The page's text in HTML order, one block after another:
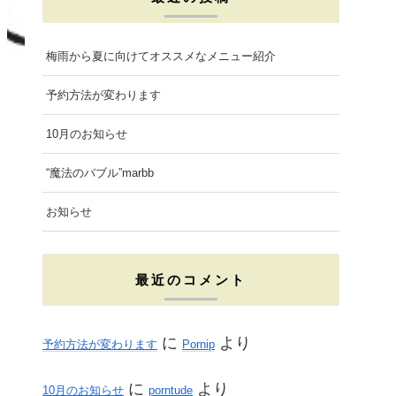
b
o
o
k
a
g
r
a
m
t
e
r
梅雨から夏に向けてオススメなメニュー紹介
予約方法が変わります
10月のお知らせ
“魔法のバブル”marbb
お知らせ
最近のコメント
予約方法が変わります に Pornip より
10月のお知らせ に porntude より